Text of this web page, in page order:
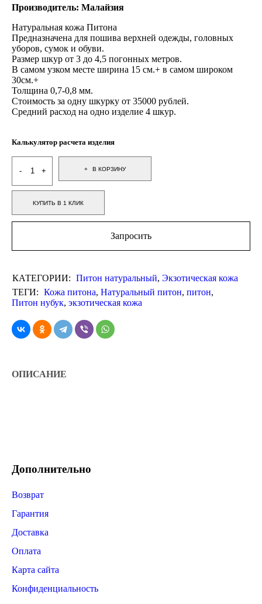
Производитель: Малайзия
Натуральная кожа Питона
Предназначена для пошива верхней одежды, головных
уборов, сумок и обуви.
Размер шкур от 3 до 4,5 погонных метров.
В самом узком месте ширина 15 см.+ в самом широком
30см.+
Толщина 0,7-0,8 мм.
Стоимость за одну шкурку от 35000 рублей.
Средний расход на одно изделие 4 шкур.
Калькулятор расчета изделия
В КОРЗИНУ
КУПИТЬ В 1 КЛИК
Запросить
КАТЕГОРИИ: Питон натуральный, Экзотическая кожа
ТЕГИ: Кожа питона, Натуральный питон, питон,
Питон нубук, экзотическая кожа
ОПИСАНИЕ
Дополнительно
Возврат
Гарантия
Доставка
Оплата
Карта сайта
Конфиденциальность